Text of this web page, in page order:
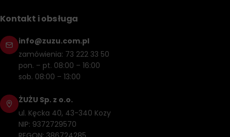
Kontakt i obsługa
info@zuzu.com.pl
zamówienia: 73 222 33 50
pon. – pt. 08:00 – 16:00
sob. 08:00 – 13:00
ŻUŻU Sp. z o.o.
ul. Kęcka 40, 43-340 Kozy
NIP: 9372729570